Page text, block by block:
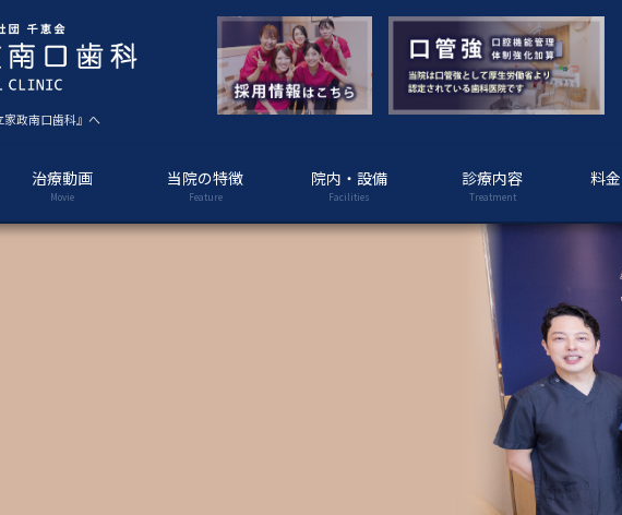
政南口歯科』へ
治療動画
Movie
当院の特徴
Feature
院内・設備
Facilities
診療内容
Treatment
料